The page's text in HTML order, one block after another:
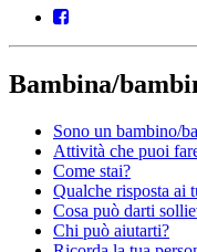
Facebook
Bambina/
Sono un bambino/
Attività che puoi
Come stai?
Qualche risposta ai
Cosa può darti
Chi può aiutarti?